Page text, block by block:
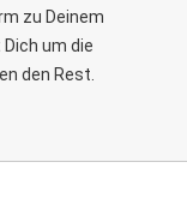
zu Deinem
um die
den Rest.